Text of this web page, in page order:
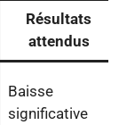
Résultats
attendus
Baisse
significative